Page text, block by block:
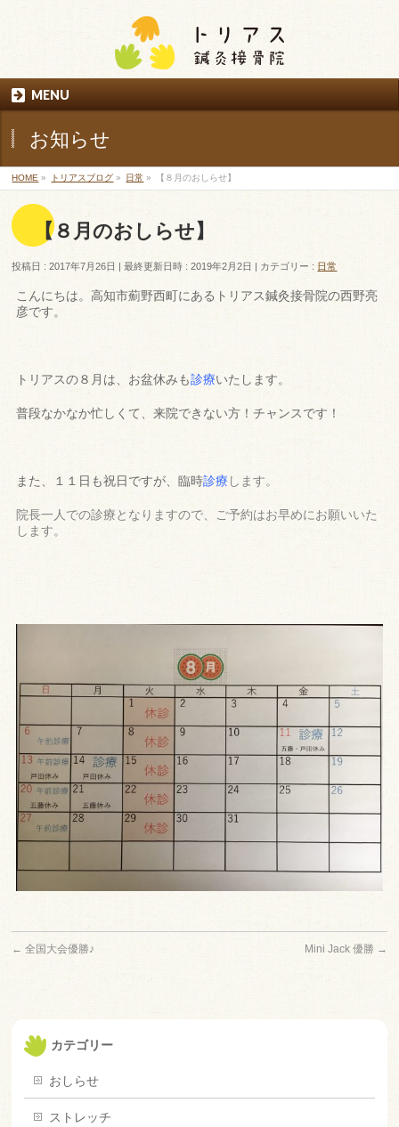
MENU
お知らせ
HOME » トリアスブログ » 日常 » 【８月のおしらせ】
【８月のおしらせ】
投稿日 : 2017年7月26日 最終更新日時 : 2019年2月2日 カテゴリー : 日常
こんにちは。高知市薊野西町にあるトリアス鍼灸接骨院の西野亮
彦です。
トリアスの８月は、お盆休みも診療いたします。
普段なかなか忙しくて、来院できない方！チャンスです！
また、１１日も祝日ですが、臨時診療 します。
院長一人での診療となりますので、ご予約はお早めにお願いいた
します。
← 全国大会優勝♪ Mini Jack 優勝 →
カテゴリー
おしらせ
ストレッチ